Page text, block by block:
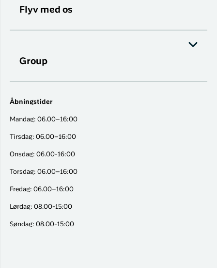
Flyv med os
Group
Åbningstider
Mandag: 06.00–16:00
Tirsdag: 06.00–16:00
Onsdag: 06.00-16:00
Torsdag: 06.00–16:00
Fredag: 06.00–16:00
Lørdag: 08.00-15:00
Søndag: 08.00-15:00